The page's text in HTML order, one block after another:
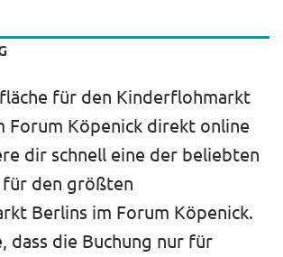
für den Kinderflohmarkt
Forum Köpenick direkt online
dir schnell eine der beliebten
den größten
Berlins im Forum Köpenick.
dass die Buchung nur für